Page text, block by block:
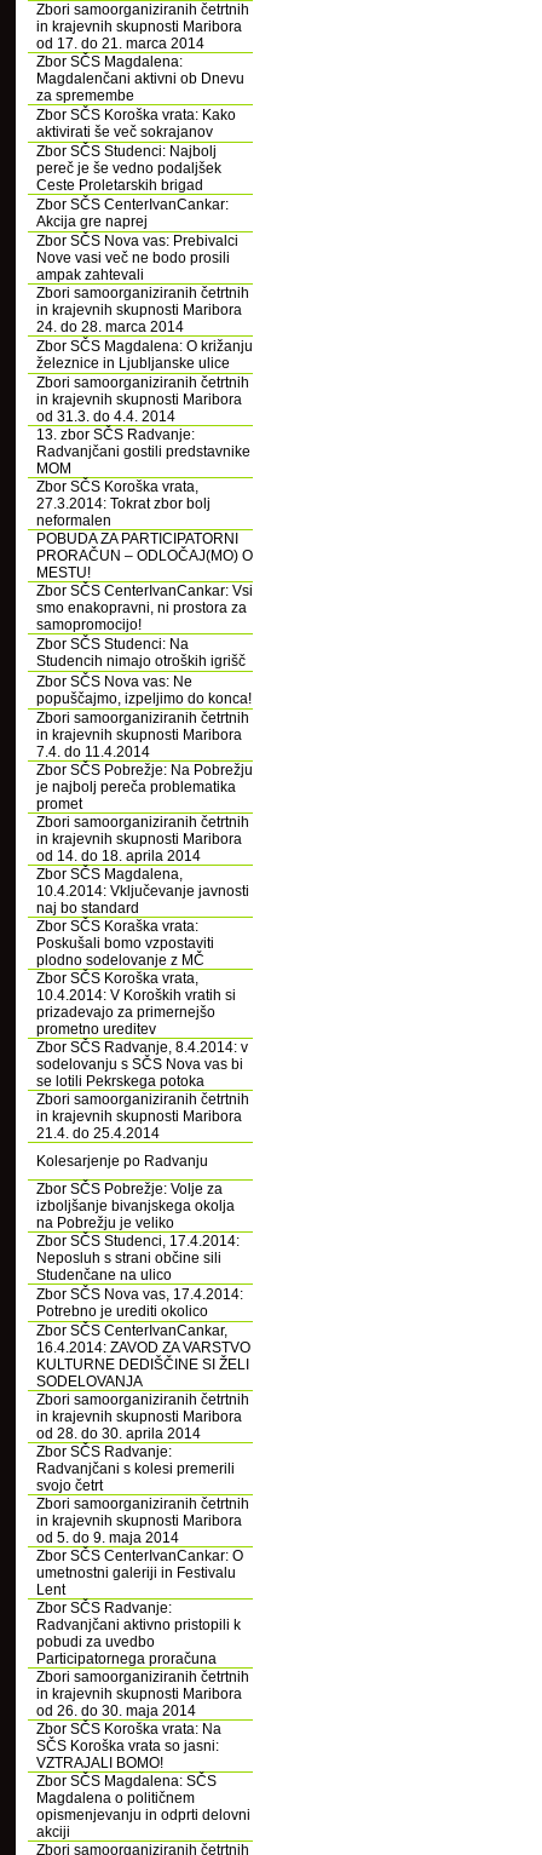
Zbori samoorganiziranih četrtnih
in krajevnih skupnosti Maribora
od 17. do 21. marca 2014
Zbor SČS Magdalena:
Magdalenčani aktivni ob Dnevu
za spremembe
Zbor SČS Koroška vrata: Kako
aktivirati še več sokrajanov
Zbor SČS Studenci: Najbolj
pereč je še vedno podaljšek
Ceste Proletarskih brigad
Zbor SČS CenterIvanCankar:
Akcija gre naprej
Zbor SČS Nova vas: Prebivalci
Nove vasi več ne bodo prosili
ampak zahtevali
Zbori samoorganiziranih četrtnih
in krajevnih skupnosti Maribora
24. do 28. marca 2014
Zbor SČS Magdalena: O križanju
železnice in Ljubljanske ulice
Zbori samoorganiziranih četrtnih
in krajevnih skupnosti Maribora
od 31.3. do 4.4. 2014
13. zbor SČS Radvanje:
Radvanjčani gostili predstavnike
MOM
Zbor SČS Koroška vrata,
27.3.2014: Tokrat zbor bolj
neformalen
POBUDA ZA PARTICIPATORNI
PRORAČUN – ODLOČAJ(MO) O
MESTU!
Zbor SČS CenterIvanCankar: Vsi
smo enakopravni, ni prostora za
samopromocijo!
Zbor SČS Studenci: Na
Studencih nimajo otroških igrišč
Zbor SČS Nova vas: Ne
popuščajmo, izpeljimo do konca!
Zbori samoorganiziranih četrtnih
in krajevnih skupnosti Maribora
7.4. do 11.4.2014
Zbor SČS Pobrežje: Na Pobrežju
je najbolj pereča problematika
promet
Zbori samoorganiziranih četrtnih
in krajevnih skupnosti Maribora
od 14. do 18. aprila 2014
Zbor SČS Magdalena,
10.4.2014: Vključevanje javnosti
naj bo standard
Zbor SČS Koraška vrata:
Poskušali bomo vzpostaviti
plodno sodelovanje z MČ
Zbor SČS Koroška vrata,
10.4.2014: V Koroških vratih si
prizadevajo za primernejšo
prometno ureditev
Zbor SČS Radvanje, 8.4.2014: v
sodelovanju s SČS Nova vas bi
se lotili Pekrskega potoka
Zbori samoorganiziranih četrtnih
in krajevnih skupnosti Maribora
21.4. do 25.4.2014
Kolesarjenje po Radvanju
Zbor SČS Pobrežje: Volje za
izboljšanje bivanjskega okolja
na Pobrežju je veliko
Zbor SČS Studenci, 17.4.2014:
Neposluh s strani občine sili
Studenčane na ulico
Zbor SČS Nova vas, 17.4.2014:
Potrebno je urediti okolico
Zbor SČS CenterIvanCankar,
16.4.2014: ZAVOD ZA VARSTVO
KULTURNE DEDIŠČINE SI ŽELI
SODELOVANJA
Zbori samoorganiziranih četrtnih
in krajevnih skupnosti Maribora
od 28. do 30. aprila 2014
Zbor SČS Radvanje:
Radvanjčani s kolesi premerili
svojo četrt
Zbori samoorganiziranih četrtnih
in krajevnih skupnosti Maribora
od 5. do 9. maja 2014
Zbor SČS CenterIvanCankar: O
umetnostni galeriji in Festivalu
Lent
Zbor SČS Radvanje:
Radvanjčani aktivno pristopili k
pobudi za uvedbo
Participatornega proračuna
Zbori samoorganiziranih četrtnih
in krajevnih skupnosti Maribora
od 26. do 30. maja 2014
Zbor SČS Koroška vrata: Na
SČS Koroška vrata so jasni:
VZTRAJALI BOMO!
Zbor SČS Magdalena: SČS
Magdalena o političnem
opismenjevanju in odprti delovni
akciji
Zbori samoorganiziranih četrtnih